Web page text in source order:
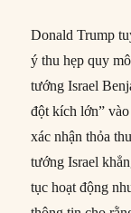
Donald Trump
ý thu hẹp quy
tướng Israel
đột kích lớn”
xác nhận thỏa
tướng Israel
tục hoạt động